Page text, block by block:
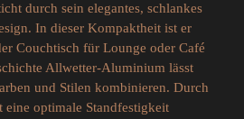
durch sein elegantes, schlankes
In dieser Kompaktheit ist er
Couchtisch für Lounge oder Café
Allwetter-Aluminium lässt
und Stilen kombinieren. Durch
eine optimale Standfestigkeit